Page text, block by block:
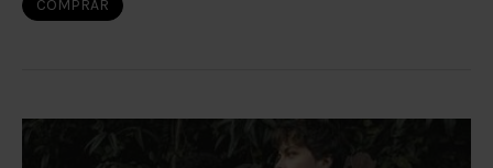
COMPRAR